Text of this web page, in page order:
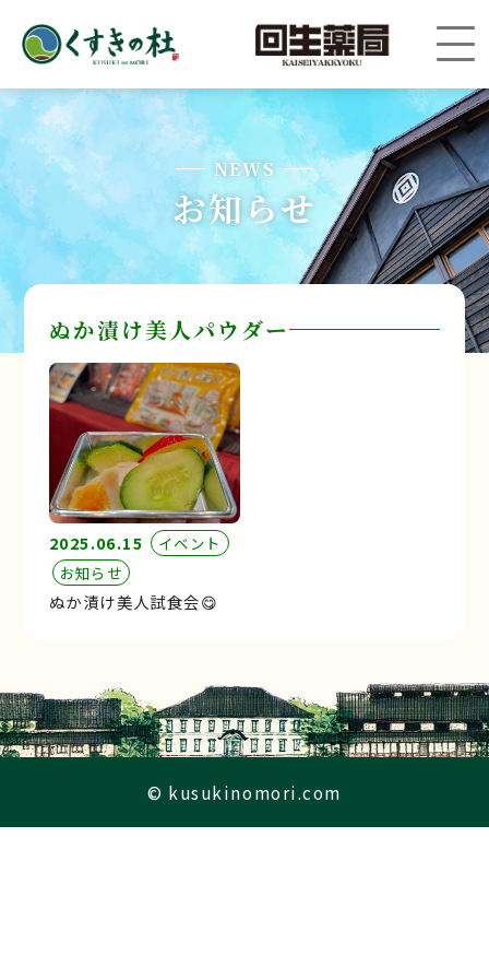
NEWS
お知らせ
ぬか漬け美人パウダー
2025.06.15
イベント
お知らせ
ぬか漬け美人試食会😋
© kusukinomori.com